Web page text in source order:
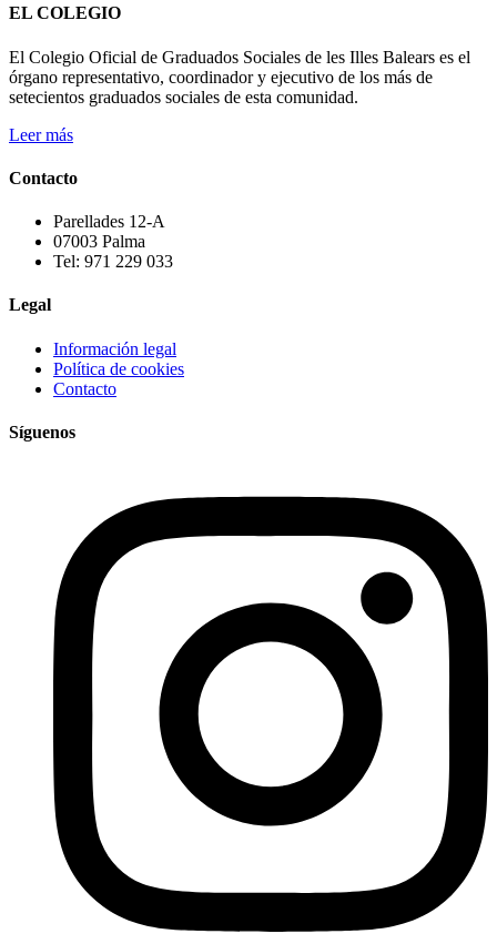
EL COLEGIO
El Colegio Oficial de Graduados Sociales de les Illes Balears es el
órgano representativo, coordinador y ejecutivo de los más de
setecientos graduados sociales de esta comunidad.
Leer más
Contacto
Parellades 12-A
07003 Palma
Tel: 971 229 033
Legal
Información legal
Política de cookies
Contacto
Síguenos